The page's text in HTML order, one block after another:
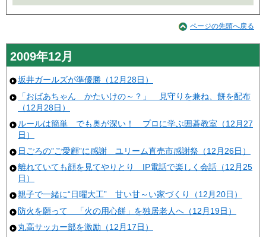
ページの先頭へ戻る
2009年12月
坂井ガールズが準優勝（12月28日）
「おばあちゃん かたいけの～？」 見守りを兼ね、餅を配布
（12月28日）
ルールは簡単 でも奥が深い！ プロに学ぶ囲碁教室（12月27
日）
日ごろの”ご愛顧”に感謝 ユリーム直売市感謝祭（12月26日）
離れていても顔を見てやりとり IP電話で楽しく会話（12月25
日）
親子で一緒に“日曜大工” 甘い甘～い家づくり（12月20日）
防火を願って 「火の用心餅」を独居老人へ（12月19日）
丸高サッカー部を激励（12月17日）